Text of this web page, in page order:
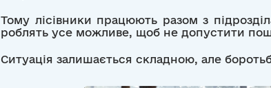
Тому лісівники працюють разом з
роблять усе можливе, щоб не допустити
Ситуація залишається складною, але